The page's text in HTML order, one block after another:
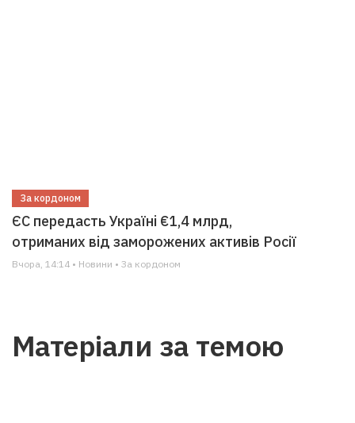
За кордоном
ЄС передасть Україні €1,4 млрд,
отриманих від заморожених активів Росії
Вчора, 14:14 • Новини • За кордоном
Матеріали за темою